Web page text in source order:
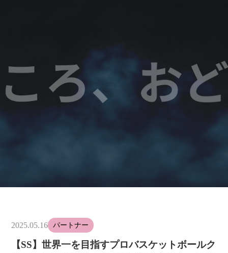
2025.05.16 パートナー
【SS】世界一を目指すプロバスケットボールク